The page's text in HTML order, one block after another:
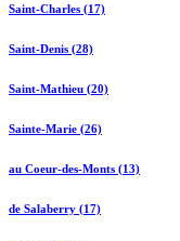
Saint-Charles (17)
Saint-Denis (28)
Saint-Mathieu (20)
Sainte-Marie (26)
au Coeur-des-Monts (13)
de Salaberry (17)